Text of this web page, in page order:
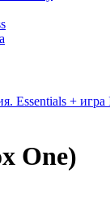
Essentials +
One)